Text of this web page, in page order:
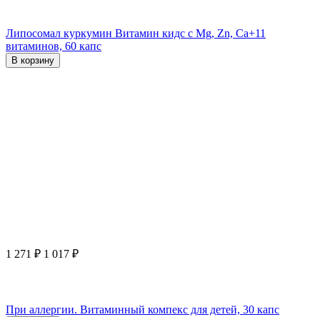
Липосомал куркумин Витамин кидс с Mg, Zn, Ca+11
витаминов, 60 капс
В корзину
1 271 ₽ 1 017 ₽
При аллергии. Витаминный компекс для детей, 30 капс